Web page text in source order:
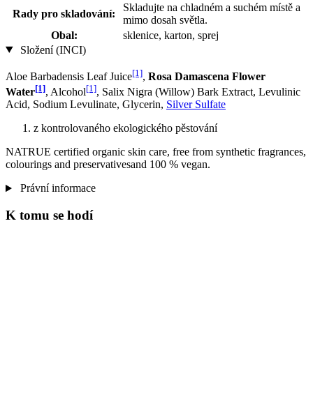
Rady pro skladování:
Skladujte na chladném a suchém místě a
mimo dosah světla.
Obal:
sklenice, karton, sprej
Složení (INCI)
Aloe Barbadensis Leaf Juice[1], Rosa Damascena Flower
Water[1], Alcohol[1], Salix Nigra (Willow) Bark Extract, Levulinic
Acid, Sodium Levulinate, Glycerin, Silver Sulfate
z kontrolovaného ekologického pěstování
NATRUE certified organic skin care, free from synthetic fragrances,
colourings and preservativesand 100 % vegan.
Právní informace
K tomu se hodí